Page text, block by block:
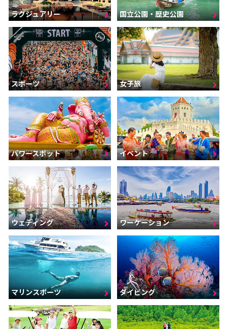
ラグジュアリー 国立公園・歴史公園
スポーツ 女子旅
パワースポット イベント
ウェディング ワーケーション
マリンスポーツ ダイビング